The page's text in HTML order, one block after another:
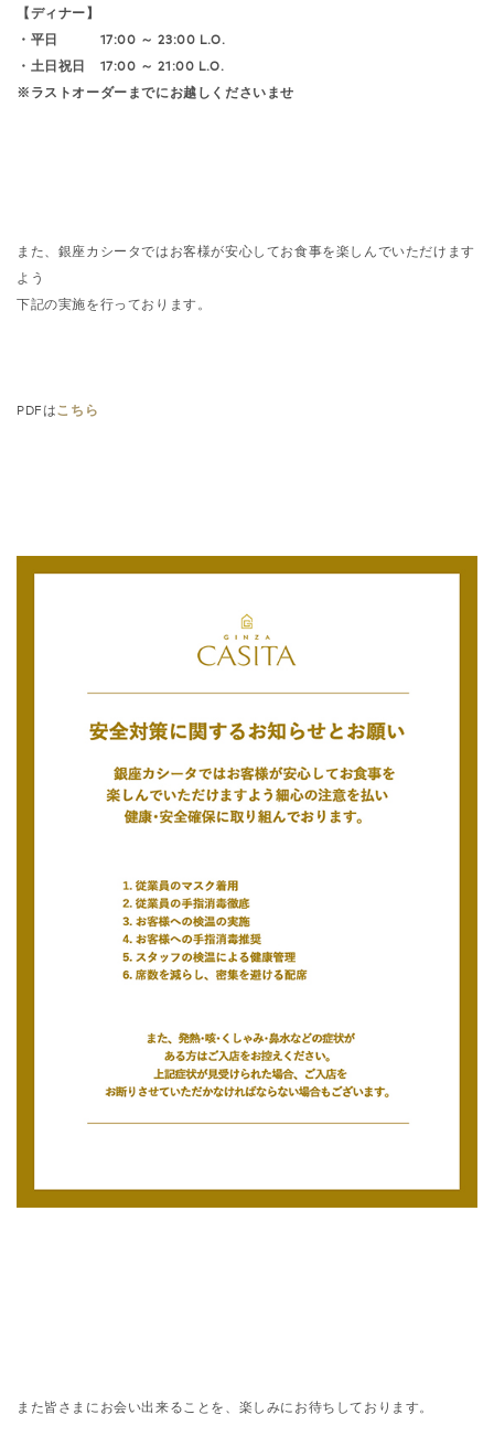
【ディナー】
・平日 17:00 ～ 23:00 L.O.
・土日祝日 17:00 ～ 21:00 L.O.
※ラストオーダーまでにお越しくださいませ
また、銀座カシータではお客様が安心してお食事を楽しんでいただけます
よう
下記の実施を行っております。
PDFはこちら
また皆さまにお会い出来ることを、楽しみにお待ちしております。